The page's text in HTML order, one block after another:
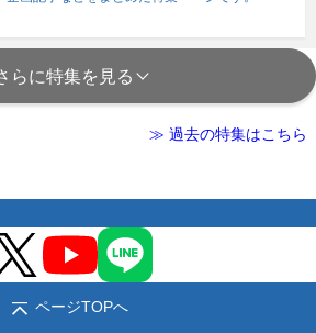
らに特集を見る
≫ 過去の特集はこちら
ページTOPへ